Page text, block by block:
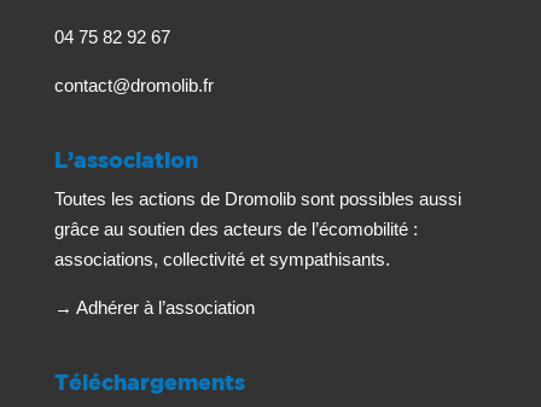
04 75 82 92 67
contact@dromolib.fr
L’association
Toutes les actions de Dromolib sont possibles aussi
grâce au soutien des acteurs de l’écomobilité :
associations, collectivité et sympathisants.
→ Adhérer à l’association
Téléchargements